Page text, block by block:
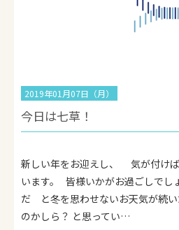
2019年01月07日（月）
今日は七草！
新しい年をお迎えし、 気が付け
います。 皆様いかがお過ごしで
だ と冬を思わせないお天気が続い
のかしら？ と思ってい…